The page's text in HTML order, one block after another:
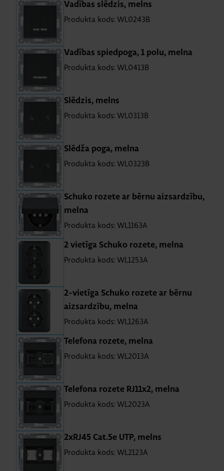
Va­dī­bas slē­dzis, melns
Produkta kods: WL0243B
Va­dī­bas spied­poga, 1 polu, melna
Produkta kods: WL0413B
Slē­dzis, melns
Produkta kods: WL0313B
Slēdža poga, melna
Produkta kods: WL0323B
Schuko ro­zete ar bērnu aiz­sar­dzību,
melna
Produkta kods: WL1163A
2 vie­tīga Schuko ro­zete, melna
Produkta kods: WL1253A
2-vie­tīga Schuko ro­zete ar bērnu
aiz­sar­dzību, melna
Produkta kods: WL1263A
Te­le­fona ro­zete, melna
Produkta kods: WL2013A
Te­le­fona ro­zete RJ11x2, melna
Produkta kods: WL2023A
2xRJ45 Cat.5e UTP, melns
Produkta kods: WL2123A